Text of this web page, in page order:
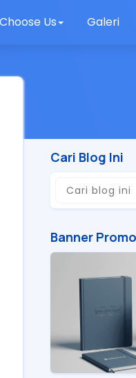
Us Galeri
Cari Blog Ini
Banner